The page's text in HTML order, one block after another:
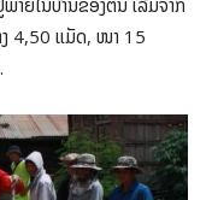
າຍໃນບ້ານຂອງຕົນ ເລີ່ມຈາກ
4,50 ແມັດ, ໜາ 15